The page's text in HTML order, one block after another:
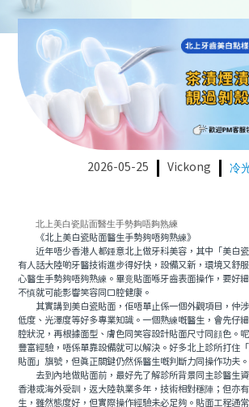
2026-05-25 Vickong 冷
北上美白瓷貼面醫生手勢夠唔夠熟練
《北上美白瓷貼面醫生手勢夠唔夠熟練》
近年唔少香港人都鍾意北上做牙科美容，其中「美白瓷
有人話大陸啲牙醫技術進步得好快，設備又新，環境又舒
心醫生手勢夠唔夠熟練。畢竟貼面喺牙齒表面操作，要好
不慎就可能影響笑容同口腔健康。
其實講到美白瓷貼面，佢唔單止係一個外觀項目，仲
低度、光澤度等好多專業知識。一個熟練嘅醫生，會先仔
腔狀況，再根據面型、膚色同笑容設計貼面尺寸同顔色。
豐富經驗，唔係單靠設備就可以解決。好多北上診所打住
貼面」旗號，但真正關鍵仍然係醫生嘅判斷力同操作功夫。
去到內地做貼面前，最好先了解診所背景同主診醫生
香港或海外受訓，返大陸執業多年，技術相對穩陣；但亦
生，雖然態度好，但實際操作經驗未必足夠。貼面工程通